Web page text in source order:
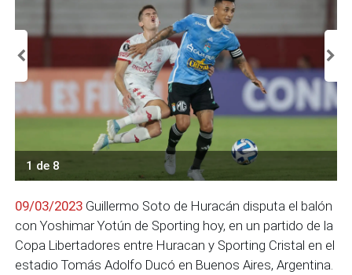
1 de 8
09/03/2023 Guillermo Soto de Huracán disputa el balón
con Yoshimar Yotún de Sporting hoy, en un partido de la
Copa Libertadores entre Huracan y Sporting Cristal en el
estadio Tomás Adolfo Ducó en Buenos Aires, Argentina.